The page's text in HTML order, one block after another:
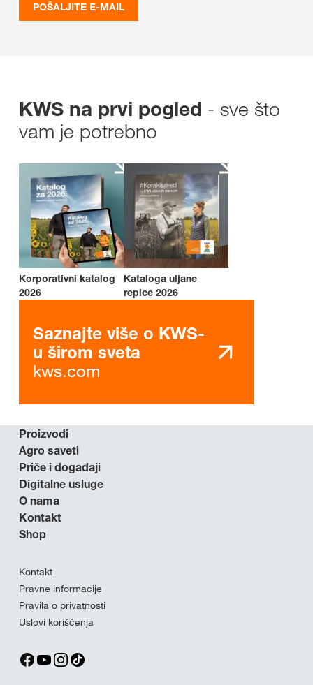
POŠALJITE E-MAIL
KWS na prvi pogled - sve što
vam je potrebno
Korporativni katalog
2026
Kataloga uljane
repice 2026
Saznajte više o KWS-
u širom sveta
kws.com
Proizvodi
Agro saveti
Priče i događaji
Digitalne usluge
O nama
Kontakt
Shop
Kontakt
Pravne informacije
Pravila o privatnosti
Uslovi korišćenja